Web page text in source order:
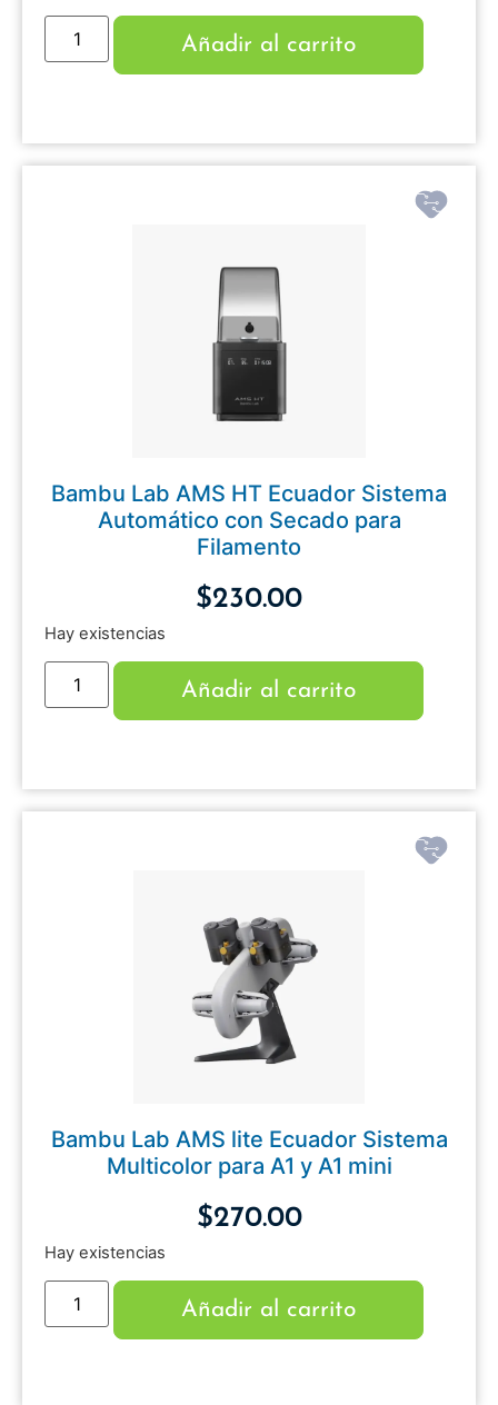
Añadir al carrito
Bambu Lab AMS HT Ecuador Sistema
Automático con Secado para
Filamento
$230.00
Hay existencias
Añadir al carrito
Bambu Lab AMS lite Ecuador Sistema
Multicolor para A1 y A1 mini
$270.00
Hay existencias
Añadir al carrito